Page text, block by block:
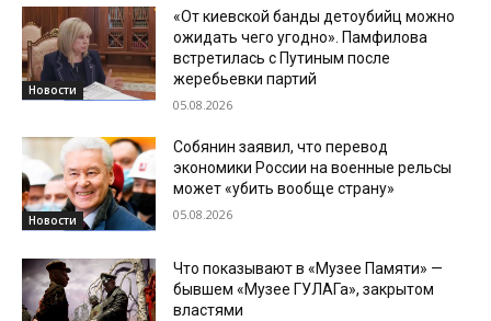
Новости
«От киевской банды детоубийц можно
ожидать чего угодно». Памфилова
встретилась с Путиным после
жеребьевки партий
05.08.2026
Новости
Собянин заявил, что перевод
экономики России на военные рельсы
может «убить вообще страну»
05.08.2026
Что показывают в «Музее Памяти» —
бывшем «Музее ГУЛАГа», закрытом
властями